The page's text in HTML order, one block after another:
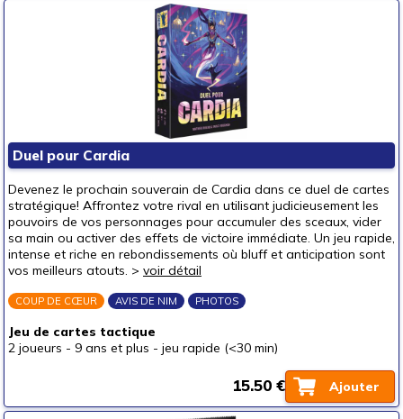
Duel pour Cardia
Devenez le prochain souverain de Cardia dans ce duel de cartes
stratégique! Affrontez votre rival en utilisant judicieusement les
pouvoirs de vos personnages pour accumuler des sceaux, vider
sa main ou activer des effets de victoire immédiate. Un jeu rapide,
intense et riche en rebondissements où bluff et anticipation sont
vos meilleurs atouts. > voir détail
COUP DE CŒUR AVIS DE NIM PHOTOS
Jeu de cartes tactique
2 joueurs - 9 ans et plus - jeu rapide (<30 min)
Ajouter
15.50 €